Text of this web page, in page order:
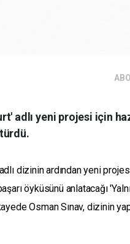
adlı yeni projesi için
dizinin ardından yeni
öyküsünü anlatacağı
Osman Sınav, dizinin